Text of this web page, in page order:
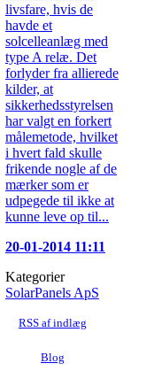
livsfare, hvis de
havde et
solcelleanlæg med
type A relæ. Det
forlyder fra allierede
kilder, at
sikkerhedsstyrelsen
har valgt en forkert
målemetode, hvilket
i hvert fald skulle
frikende nogle af de
mærker som er
udpegede til ikke at
kunne leve op til...
20-01-2014 11:11
Kategorier
SolarPanels ApS
RSS af indlæg
Blog